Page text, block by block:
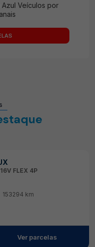
Veículos por
FLEX 4P
153294 km
Ver parcelas